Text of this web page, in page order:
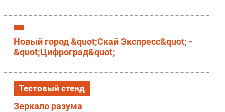
Фиксированная связь
Интеграция
Рынок ПК
Торговые сети
Оборудование
ПО
Новый город &quot;Скай Экспресс&quot; -
&quot;Цифроград&quot;
Тестовый стенд
Зеркало разума